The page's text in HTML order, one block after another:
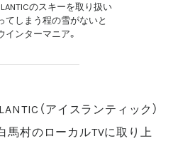
のスキーを取り扱い
てしまう程の雪がないと
ンターマニア。
（アイスランティック）
馬村のローカルTVに取り上